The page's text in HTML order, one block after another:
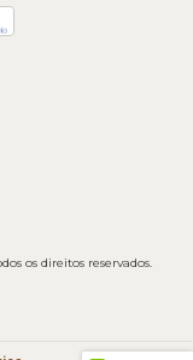
os direitos reservados.